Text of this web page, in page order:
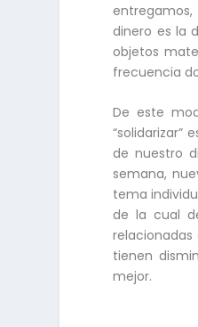
entregamos,
dinero es la
objetos
frecuencia
De este
“solidarizar”
de nuestro
semana,
tema
de la cual
tienen
mejor.